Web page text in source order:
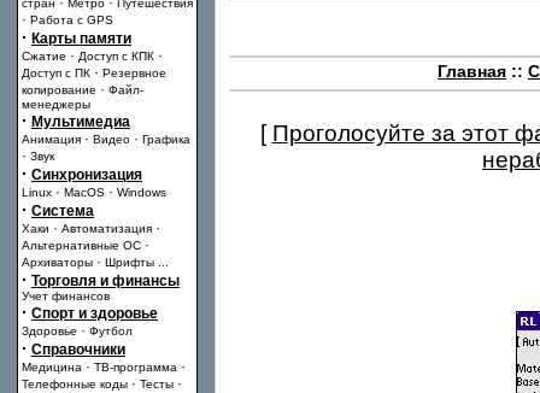
стран
Метро Путешествия
· Работа с GPS
· Карты памяти
Сжатие · Доступ с КПК ·
Доступ с ПК · Резервное
копирование · Файл-
менеджеры
· Мультимедиа
Анимация · Видео · Графика
· Звук
· Синхронизация
Linux · MacOS · Windows
· Система
Хаки · Автоматизация ·
Альтернативные ОС ·
Архиваторы · Шрифты
· Торговля и финансы
Учет финансов
· Спорт и здоровье
Здоровье · Футбол
· Справочники
Медицина · ТВ-программа ·
Телефонные коды · Тесты ·
Главная ::
[ Проголосуйте за этот